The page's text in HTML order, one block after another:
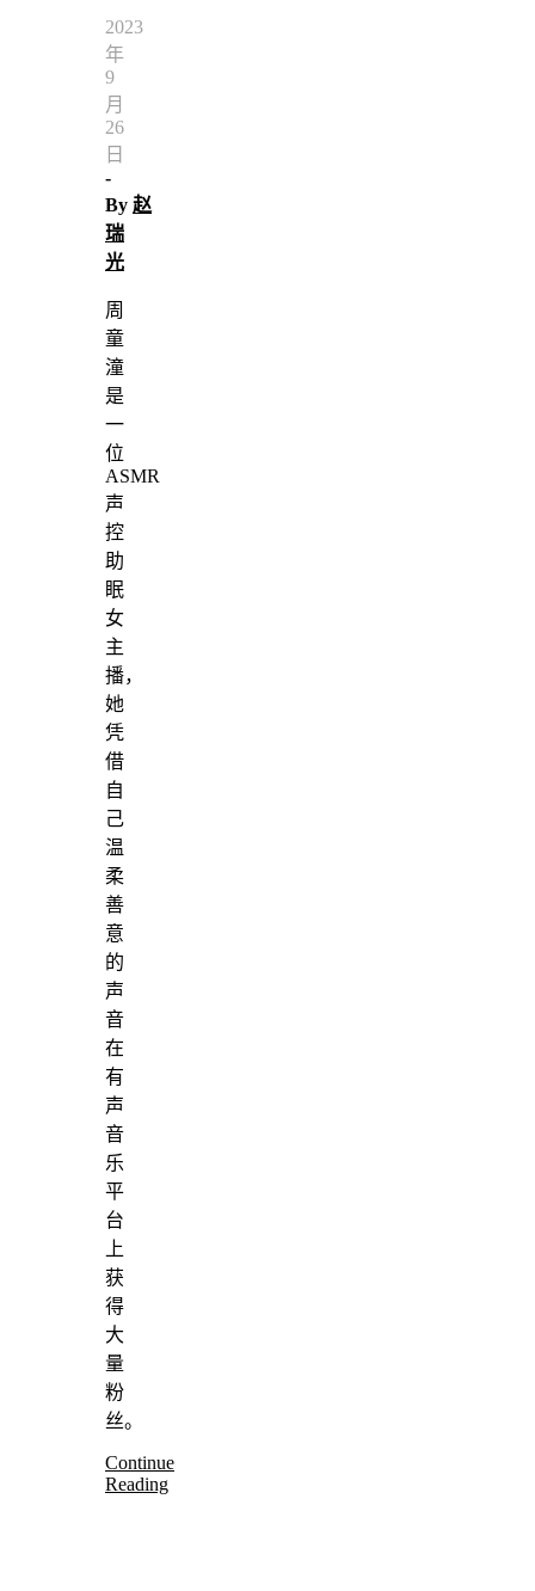
2023
年
9
月
26
日
-
By 赵
瑞
光
周
童
潼
是
一
位
ASMR
声
控
助
眠
女
主
播，
她
凭
借
自
己
温
柔
善
意
的
声
音
在
有
声
音
乐
平
台
上
获
得
大
量
粉
丝。
Continue
Reading